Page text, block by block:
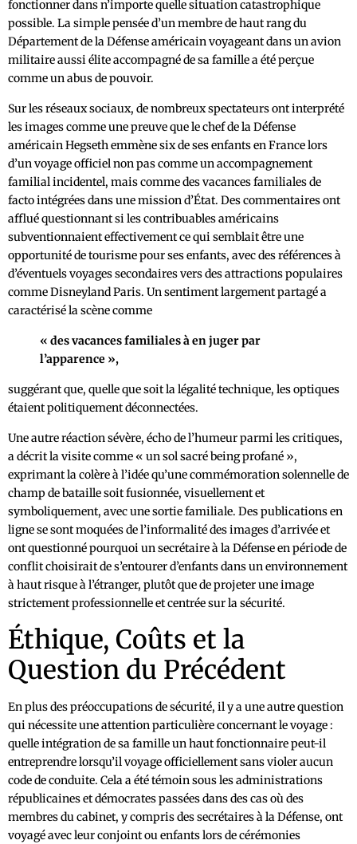
fonctionner dans n’importe quelle situation catastrophique
possible. La simple pensée d’un membre de haut rang du
Département de la Défense américain voyageant dans un avion
militaire aussi élite accompagné de sa famille a été perçue
comme un abus de pouvoir.
Sur les réseaux sociaux, de nombreux spectateurs ont interprété
les images comme une preuve que le chef de la Défense
américain Hegseth emmène six de ses enfants en France lors
d’un voyage officiel non pas comme un accompagnement
familial incidentel, mais comme des vacances familiales de
facto intégrées dans une mission d’État. Des commentaires ont
afflué questionnant si les contribuables américains
subventionnaient effectivement ce qui semblait être une
opportunité de tourisme pour ses enfants, avec des références à
d’éventuels voyages secondaires vers des attractions populaires
comme Disneyland Paris. Un sentiment largement partagé a
caractérisé la scène comme
« des vacances familiales à en juger par
l’apparence »,
suggérant que, quelle que soit la légalité technique, les optiques
étaient politiquement déconnectées.
Une autre réaction sévère, écho de l’humeur parmi les critiques,
a décrit la visite comme « un sol sacré being profané »,
exprimant la colère à l’idée qu’une commémoration solennelle de
champ de bataille soit fusionnée, visuellement et
symboliquement, avec une sortie familiale. Des publications en
ligne se sont moquées de l’informalité des images d’arrivée et
ont questionné pourquoi un secrétaire à la Défense en période de
conflit choisirait de s’entourer d’enfants dans un environnement
à haut risque à l’étranger, plutôt que de projeter une image
strictement professionnelle et centrée sur la sécurité.
Éthique, Coûts et la
Question du Précédent
En plus des préoccupations de sécurité, il y a une autre question
qui nécessite une attention particulière concernant le voyage :
quelle intégration de sa famille un haut fonctionnaire peut-il
entreprendre lorsqu’il voyage officiellement sans violer aucun
code de conduite. Cela a été témoin sous les administrations
républicaines et démocrates passées dans des cas où des
membres du cabinet, y compris des secrétaires à la Défense, ont
voyagé avec leur conjoint ou enfants lors de cérémonies